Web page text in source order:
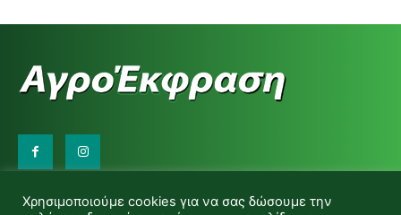
d.makas@yahoo.gr
Χρησιμοποιούμε cookies για να σας δώσουμε την